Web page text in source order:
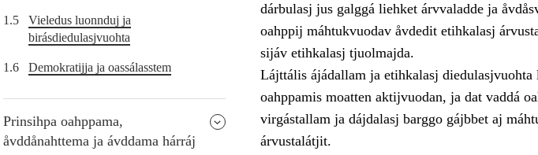
1.5
Vieledus luonnduj ja
birásdiedulasjvuohta
1.6 Demokratijja ja oassálasstem
Prinsihpa oahppama,
åvddånahttema ja ávddama hárráj
dárbulasj jus galggá liehket árvvaladde ja
oahppij máhtukvuodav åvdedit etihkalasj
sijáv etihkalasj tjuolmajda.
Lájttális ájádallam ja etihkalasj diedulasjvuohta
oahppamis moatten aktijvuodan, ja dat vaddá
virgástallam ja dájdalasj barggo gájbbet aj
árvustalátjit.